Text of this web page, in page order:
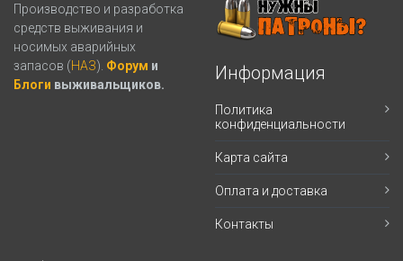
Производство и разработка
средств выживания и
носимых аварийных
запасов (НАЗ). Форум и
Блоги выживальщиков.
Информация
Политика
конфиденциальности
Карта сайта
Оплата и доставка
Контакты